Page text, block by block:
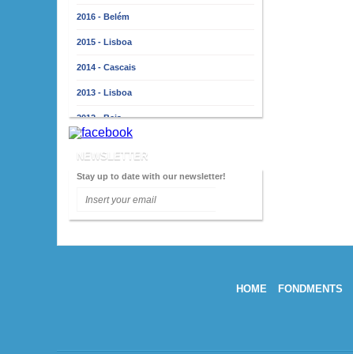
2016 - Belém
2015 - Lisboa
2014 - Cascais
2013 - Lisboa
2012 - Beja
2008 - Porto
2007 - Lisboa
NEWSLETTER
Stay up to date with our newsletter!
HOME FONDMENTS